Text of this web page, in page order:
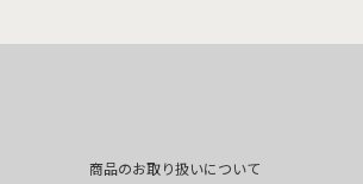
商品のお取り扱いについて